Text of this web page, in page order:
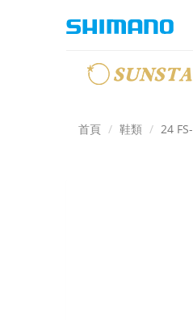
首頁 鞋類 24